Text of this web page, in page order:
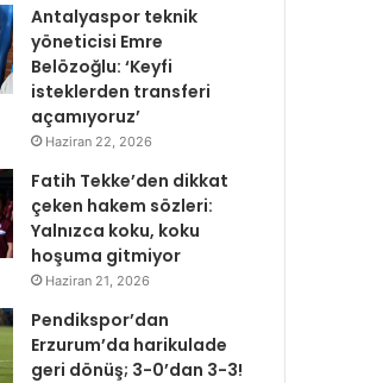
Antalyaspor teknik
yöneticisi Emre
Belözoğlu: ‘Keyfi
isteklerden transferi
açamıyoruz’
Haziran 22, 2026
Fatih Tekke’den dikkat
çeken hakem sözleri:
Yalnızca koku, koku
hoşuma gitmiyor
Haziran 21, 2026
Pendikspor’dan
Erzurum’da harikulade
geri dönüş; 3-0’dan 3-3!